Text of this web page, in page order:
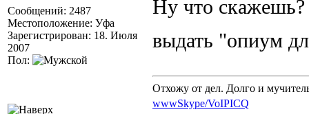
Сообщений: 2487
Местоположение: Уфа
Зарегистрирован: 18. Июля
2007
Пол:
Ну что скажешь?
выдать "опиум
Отхожу от дел. Долго и
wwwSkype/VoIPICQ